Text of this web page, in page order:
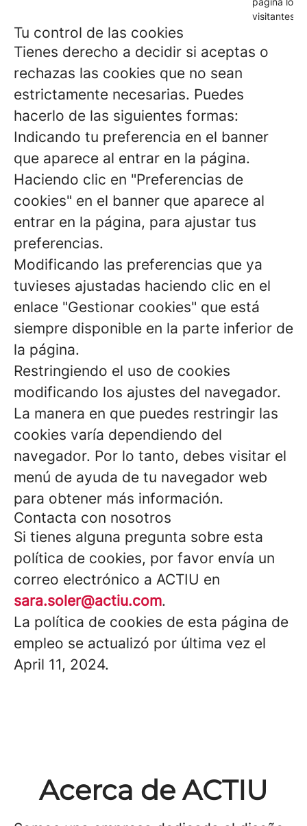
visitantes.
Tu control de las cookies
Tienes derecho a decidir si aceptas o
rechazas las cookies que no sean
estrictamente necesarias. Puedes
hacerlo de las siguientes formas:
Indicando tu preferencia en el banner
que aparece al entrar en la página.
Haciendo clic en "Preferencias de
cookies" en el banner que aparece al
entrar en la página, para ajustar tus
preferencias.
Modificando las preferencias que ya
tuvieses ajustadas haciendo clic en el
enlace "Gestionar cookies" que está
siempre disponible en la parte inferior de
la página.
Restringiendo el uso de cookies
modificando los ajustes del navegador.
La manera en que puedes restringir las
cookies varía dependiendo del
navegador. Por lo tanto, debes visitar el
menú de ayuda de tu navegador web
para obtener más información.
Contacta con nosotros
Si tienes alguna pregunta sobre esta
política de cookies, por favor envía un
correo electrónico a ACTIU en
sara.soler@actiu.com.
La política de cookies de esta página de
empleo se actualizó por última vez el
April 11, 2024.
Acerca de ACTIU